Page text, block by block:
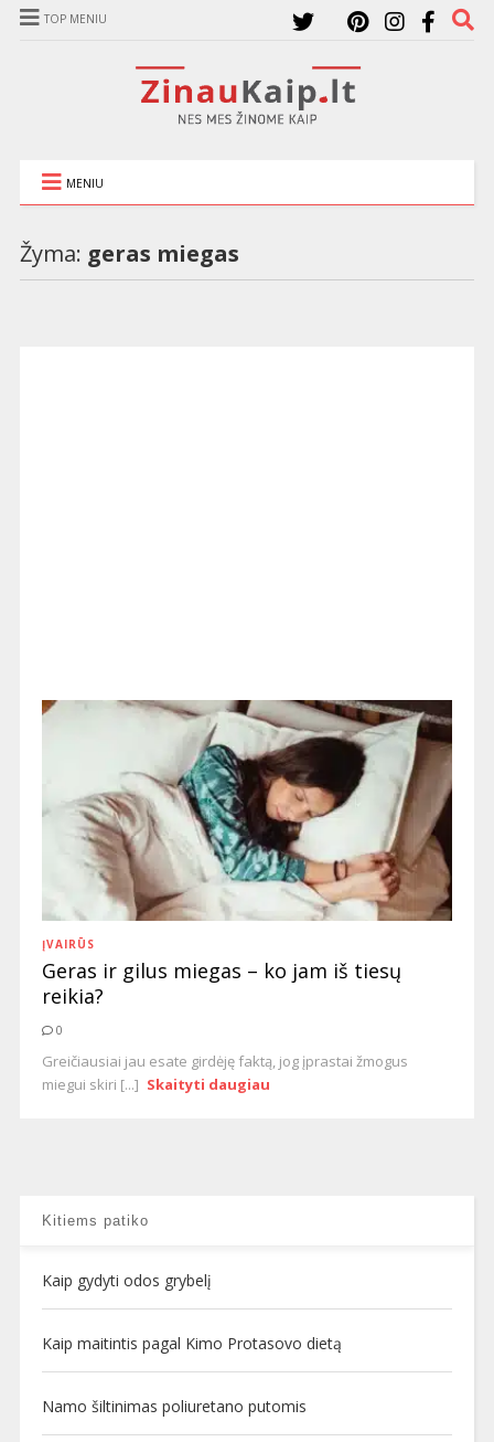
TOP MENIU
MENIU
Žyma: geras miegas
ĮVAIRŪS
Geras ir gilus miegas – ko jam iš tiesų
reikia?
0
Greičiausiai jau esate girdėję faktą, jog įprastai žmogus
miegui skiri [...] Skaityti daugiau
Kitiems patiko
Kaip gydyti odos grybelį
Kaip maitintis pagal Kimo Protasovo dietą
Namo šiltinimas poliuretano putomis